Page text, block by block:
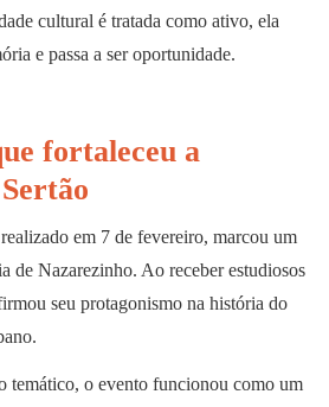
cultural é tratada como ativo, ela
e passa a ser oportunidade.
fortaleceu a
em 7 de fevereiro, marcou um
de Nazarezinho. Ao receber estudiosos
seu protagonismo na história do
temático, o evento funcionou como um